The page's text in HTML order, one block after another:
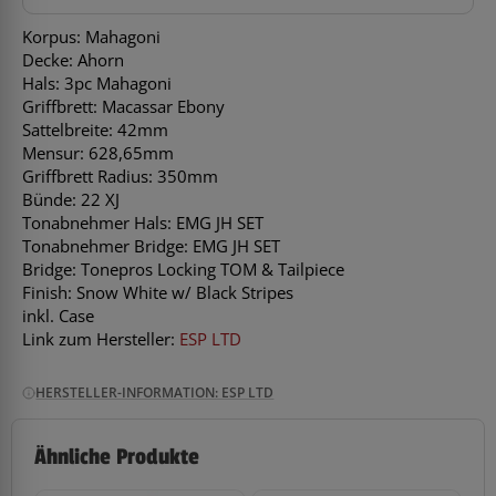
Korpus: Mahagoni
Decke: Ahorn
Hals: 3pc Mahagoni
Griffbrett: Macassar Ebony
Sattelbreite: 42mm
Mensur: 628,65mm
Griffbrett Radius: 350mm
Bünde: 22 XJ
Tonabnehmer Hals: EMG JH SET
Tonabnehmer Bridge: EMG JH SET
Bridge: Tonepros Locking TOM & Tailpiece
Finish: Snow White w/ Black Stripes
inkl. Case
Link zum Hersteller: ESP LTD
HERSTELLER-INFORMATION: ESP LTD
Ähnliche Produkte